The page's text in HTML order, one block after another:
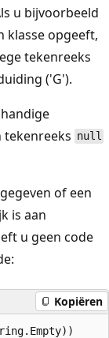
u bijvoorbeeld
klasse opgeeft,
tekenreeks
('G').
tekenreeks null
of een
is aan
u geen code
Kopiëren